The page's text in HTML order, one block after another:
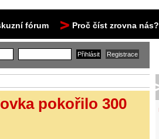
fórum Proč číst zrovna nás?
pokořilo 300